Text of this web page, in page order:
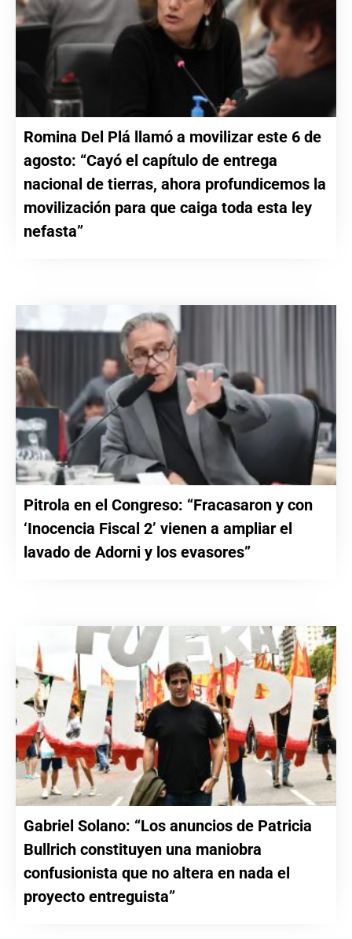
Romina Del Plá llamó a movilizar este 6 de
agosto: “Cayó el capítulo de entrega
nacional de tierras, ahora profundicemos la
movilización para que caiga toda esta ley
nefasta”
Pitrola en el Congreso: “Fracasaron y con
‘Inocencia Fiscal 2’ vienen a ampliar el
lavado de Adorni y los evasores”
Gabriel Solano: “Los anuncios de Patricia
Bullrich constituyen una maniobra
confusionista que no altera en nada el
proyecto entreguista”